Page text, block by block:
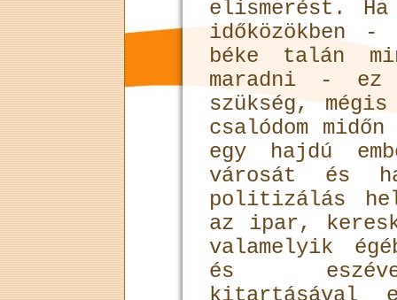
elismerést. Ha
időközökben
béke talán
maradni -
szükség,
csalódom
egy hajdú
városát és
politizálás
az ipar,
valamelyik
és
kitartásával